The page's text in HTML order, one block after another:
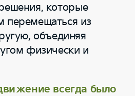
которые
перемещаться из
объединяя
физически и
всегда было